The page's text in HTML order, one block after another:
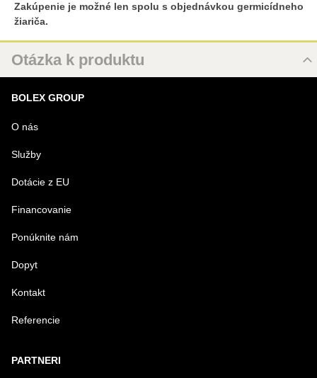
Zakúpenie je možné len spolu s objednávkou germicídneho
žiariča.
Otázka k produktu
MENO
VÁŠ E-MAIL
VAŠA OTÁZKA K PRODUKTU
Odoslať
BOLEX GROUP
O nás
Služby
Dotácie z EU
Financovanie
Ponúknite nám
Dopyt
Kontakt
Referencie
PARTNERI